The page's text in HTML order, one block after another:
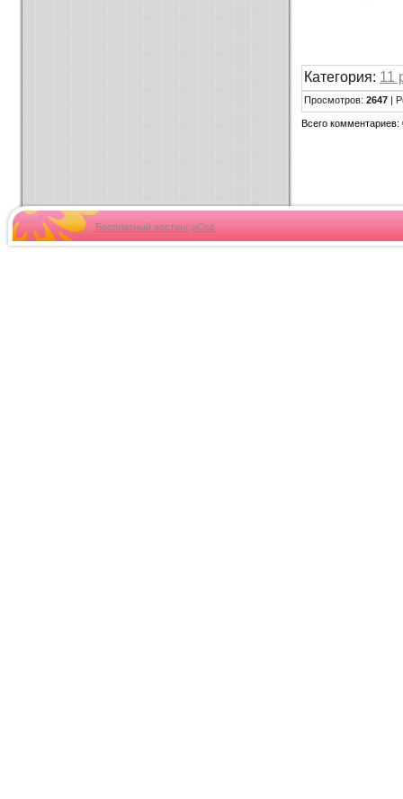
Категория: 11
Просмотров: 2647 |
Всего комментариев:
Бесплатный хостинг uCoz